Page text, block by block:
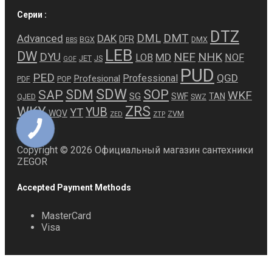
Серии :
Advanced BBS BGX DAK DFR DML DMT DMX DTZ
DW DYU GOF JET JS LEB LOB MD NEF NHK NOF
PDF PED POP Profesional Professional PUD QGD
QJED SAP SDM SDW SG SOP SWF SWZ TAN WKF
WKY WQV YTYUB ZED ZRS ZTP ZVM
Copyright © 2026 Официальный магазин сантехники
ZEGOR
Accepted Payment Methods
MasterCard
Visa